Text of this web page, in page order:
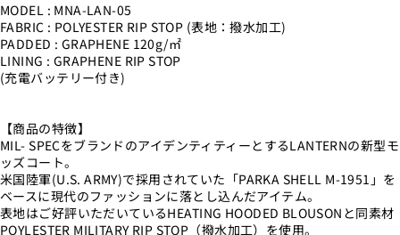
MODEL : MNA-LAN-05
FABRIC : POLYESTER RIP STOP (表地：撥水加工)
PADDED : GRAPHENE 120g/㎡
LINING : GRAPHENE RIP STOP
(充電バッテリー付き)
【商品の特徴】
MIL- SPECをブランドのアイデンティティーとするLANTERNの新型モ
ッズコート。
米国陸軍(U.S. ARMY)で採用されていた「PARKA SHELL M-1951」を
ベースに現代のファッションに落とし込んだアイテム。
表地はご好評いただいているHEATING HOODED BLOUSONと同素材
POYLESTER MILITARY RIP STOP（撥水加工）を使用。